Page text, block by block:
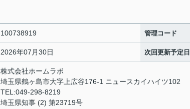
100738919 管理コード
2026年07月30日 次回更新予定日
株式会社ホームラボ
埼玉県鶴ヶ島市大字上広谷176-1 ニュースカイハイツ102
TEL:049-298-8219
埼玉県知事 (2) 第23719号